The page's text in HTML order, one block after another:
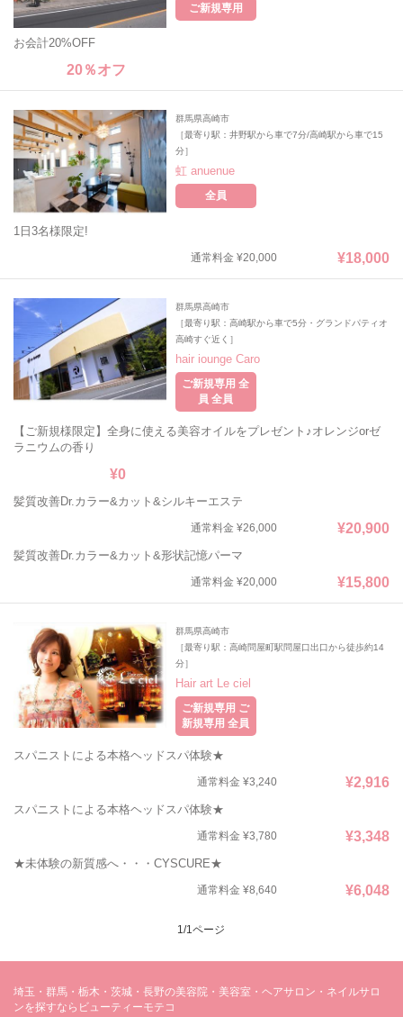
ご新規専用
お会計20%OFF
20％オフ
群馬県高崎市
［最寄り駅：井野駅から車で7分/高崎駅から車で15
分］
虹 anuenue
全員
1日3名様限定!
通常料金 ¥20,000 ¥18,000
群馬県高崎市
［最寄り駅：高崎駅から車で5分・グランドパティオ
高崎すぐ近く］
hair iounge Caro
ご新規専用 全
員 全員
【ご新規様限定】全身に使える美容オイルをプレゼント♪オレンジorゼ
ラニウムの香り
¥0
髪質改善Dr.カラー&カット&シルキーエステ
通常料金 ¥26,000 ¥20,900
髪質改善Dr.カラー&カット&形状記憶パーマ
通常料金 ¥20,000 ¥15,800
群馬県高崎市
［最寄り駅：高崎問屋町駅問屋口出口から徒歩約14
分］
Hair art Le ciel
ご新規専用 ご
新規専用 全員
スパニストによる本格ヘッドスパ体験★
通常料金 ¥3,240 ¥2,916
スパニストによる本格ヘッドスパ体験★
通常料金 ¥3,780 ¥3,348
★未体験の新質感へ・・・CYSCURE★
通常料金 ¥8,640 ¥6,048
1/1ページ
埼玉・群馬・栃木・茨城・長野の美容院・美容室・ヘアサロン・ネイルサロ
ンを探すならビューティーモテコ